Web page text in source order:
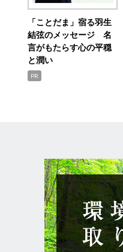
「ことだま」宿る羽生
結弦のメッセージ 名
言がもたらす心の平穏
と潤い
PR